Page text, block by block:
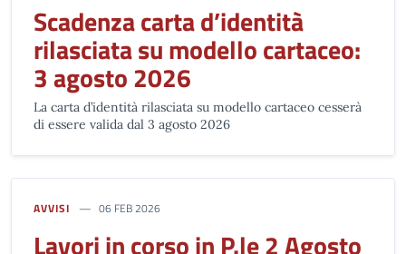
Scadenza carta d’identità
rilasciata su modello cartaceo:
3 agosto 2026
La carta d’identità rilasciata su modello cartaceo cesserà
di essere valida dal 3 agosto 2026
AVVISI 06 FEB 2026
Lavori in corso in P.le 2 Agosto